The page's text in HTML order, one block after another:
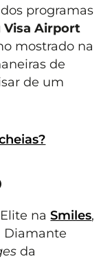
programas
Visa Airport
mostrado na
de
de um
naSmiles,
Diamante
da